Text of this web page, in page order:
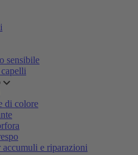
sensibile
di colore
accumuli e riparazioni